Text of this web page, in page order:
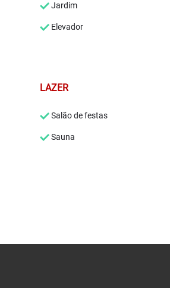
Jardim
Elevador
LAZER
Salão de festas
Sauna